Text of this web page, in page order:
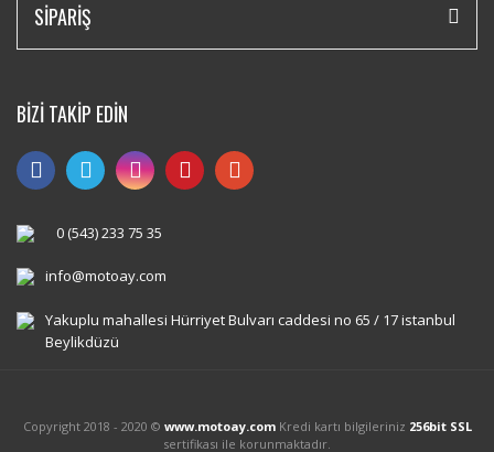
SİPARİŞ
BİZİ TAKİP EDİN
0 (543) 233 75 35
info@motoay.com
Yakuplu mahallesi Hürriyet Bulvarı caddesi no 65 / 17 istanbul
Beylikdüzü
Copyright 2018 - 2020 © www.motoay.comKredi kartı bilgileriniz 256bit SSL
sertifikası ile korunmaktadır.